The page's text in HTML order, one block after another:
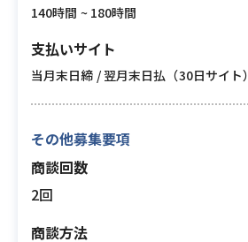
140時間 ~ 180時間
支払いサイト
当月末日締 / 翌月末日払（30日サイト）
その他募集要項
商談回数
2回
商談方法